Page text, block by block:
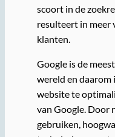
scoort in de
resulteert in meer
klanten.
Google is de
wereld en daarom
website te
van Google. Door
gebruiken,